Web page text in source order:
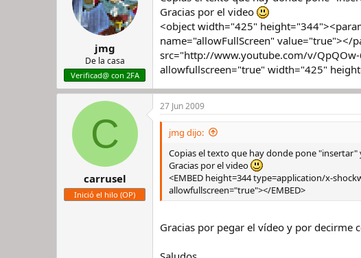
jmg
De la casa
Verificad@ con 2FA
Gracias por el video
<object width="425"
name="allowFullScreen" value="true"></
src="http://www.youtube.com/v/QpQOw-
allowfullscreen="true" width="425"
C
carrusel
Inició el hilo (OP)
27 Jun 2009
jmg dijo:
Copias el texto que hay donde pone "insertar"
Gracias por el video
<EMBED height=344 type=application/x-
allowfullscreen="true"></EMBED>
Gracias por pegar el vídeo y por decirme